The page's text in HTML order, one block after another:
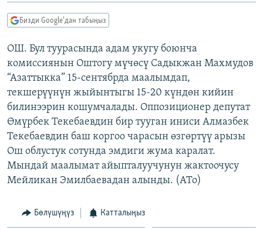
ЭЖЕ-СИҢДИЛЕР
ЫҢГАЙСЫЗ СУРООЛОР
ОНЛАЙН ШЕРИНЕ
ЭЕ/АРнун бардык сайттары
Бизди Google'дан табыңыз
ОШ. Бул туурасында адам укугу боюнча
комиссиянын Оштогу мүчөсү Садыкжан Махмудов
“Азаттыкка” 15-сентябрда маалымдап,
текшерүүнүн жыйынтыгы 15-20 күндөн кийин
билинээрин кошумчалады. Оппозиционер депутат
Өмүрбек Текебаевдин бир тууган иниси Алмазбек
Текебаевдин баш коргоо чарасын өзгөртүү арызы
Ош облустук сотунда эмдиги жума каралат.
Мындай маалымат айыпталуучунун жактоочусу
Мейликан Эмилбаевадан алынды. (АТо)
Бөлүшүңүз Катталыңыз